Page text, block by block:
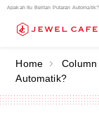
Apakah Itu Belitan Putaran Automatik?
Home Column
Automatik?